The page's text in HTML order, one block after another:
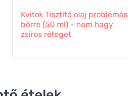
Kvitok Tisztító olaj problémás
bőrre (50 ml) - nem hagy
zsíros réteget